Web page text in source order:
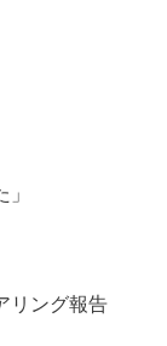
リング報告